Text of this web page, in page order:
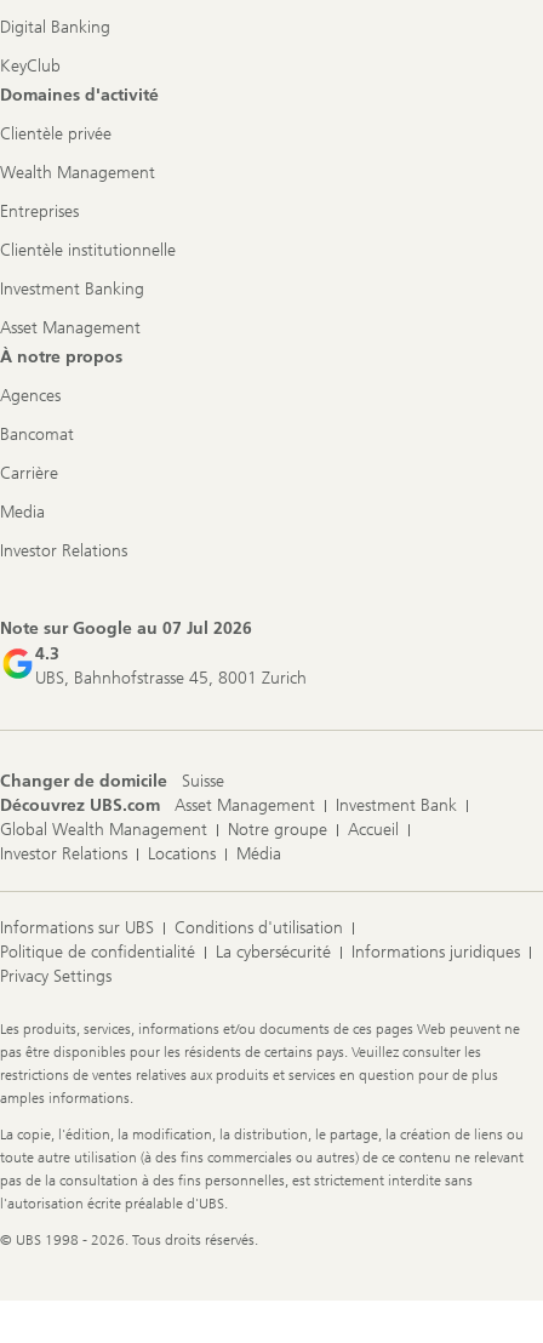
Digital Banking
KeyClub
Domaines d'activité
Clientèle privée
Wealth Management
Entreprises
Clientèle institutionnelle
Investment Banking
Asset Management
À notre propos
Agences
Bancomat
Carrière
Media
Investor Relations
Note sur Google au 07 Jul 2026
4.3
UBS, Bahnhofstrasse 45, 8001 Zurich
Changer de domicile
Suisse
Découvrez UBS.com
Asset Management
Investment Bank
Global Wealth Management
Notre groupe
Accueil
Investor Relations
Locations Média
Informations sur UBS
Conditions d'utilisation
Politique de confidentialité
La cybersécurité
Informations juridiques
Privacy Settings
Legal
Information
Les produits, services, informations et/ou documents de ces pages Web peuvent ne
pas être disponibles pour les résidents de certains pays. Veuillez consulter les
restrictions de ventes relatives aux produits et services en question pour de plus
amples informations.
La copie, l'édition, la modification, la distribution, le partage, la création de liens ou
toute autre utilisation (à des fins commerciales ou autres) de ce contenu ne relevant
pas de la consultation à des fins personnelles, est strictement interdite sans
l'autorisation écrite préalable d'UBS.
© UBS 1998 - 2026. Tous droits réservés.